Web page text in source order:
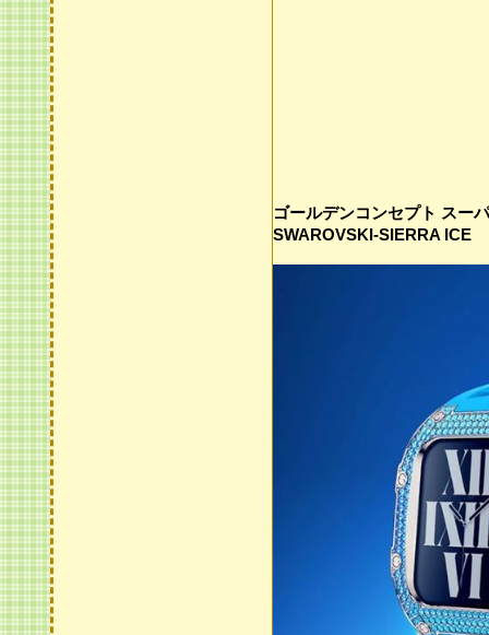
ゴールデンコンセプト スー
SWAROVSKI-SIERRA ICE